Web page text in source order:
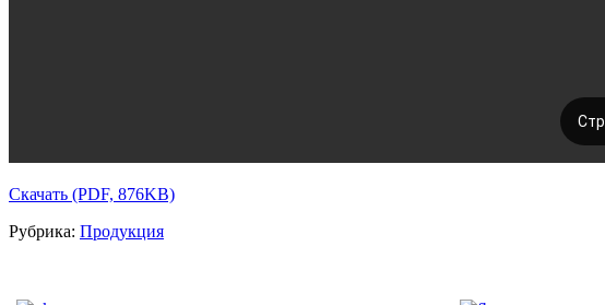
Скачать (PDF, 876KB)
Рубрика: Продукция